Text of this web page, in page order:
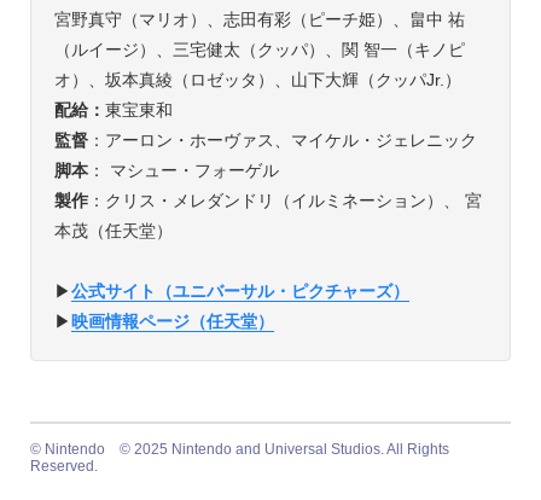
宮野真守（マリオ）、志田有彩（ピーチ姫）、畠中 祐
（ルイージ）、三宅健太（クッパ）、関 智一（キノピ
オ）、坂本真綾（ロゼッタ）、山下大輝（クッパJr.）
配給： 東宝東和
監督：アーロン・ホーヴァス、マイケル・ジェレニック
脚本： マシュー・フォーゲル
製作：クリス・メレダンドリ（イルミネーション）、 宮
本茂（任天堂）
▶︎公式サイト（ユニバーサル・ピクチャーズ）
▶︎ 映画情報ページ（任天堂）
©︎ Nintendo ©︎ 2025 Nintendo and Universal Studios. All Rights
Reserved.